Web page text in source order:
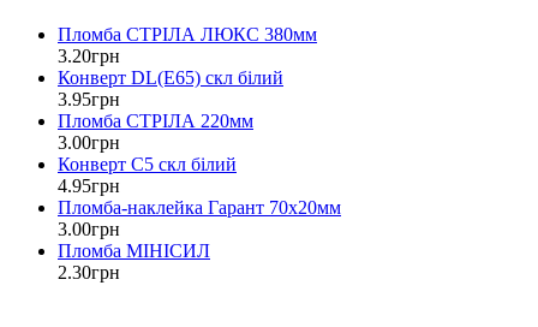
Пломба СТРІЛА ЛЮКС 380мм
3.20грн
Конверт DL(Е65) скл білий
3.95грн
Пломба СТРІЛА 220мм
3.00грн
Конверт С5 скл білий
4.95грн
Пломба-наклейка Гарант 70х20мм
3.00грн
Пломба МІНІСИЛ
2.30грн